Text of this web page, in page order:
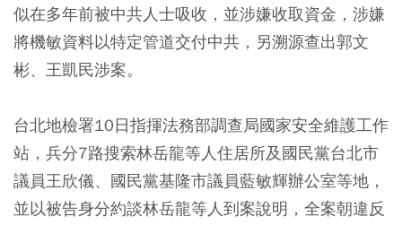
似在多年前被中共人士吸收，並涉嫌收取資金，涉嫌
將機敏資料以特定管道交付中共，另溯源查出郭文
彬、王凱民涉案。
台北地檢署10日指揮法務部調查局國家安全維護工作
站，兵分7路搜索林岳龍等人住居所及國民黨台北市
議員王欣儀、國民黨基隆市議員藍敏輝辦公室等地，
並以被告身分約談林岳龍等人到案說明，全案朝違反